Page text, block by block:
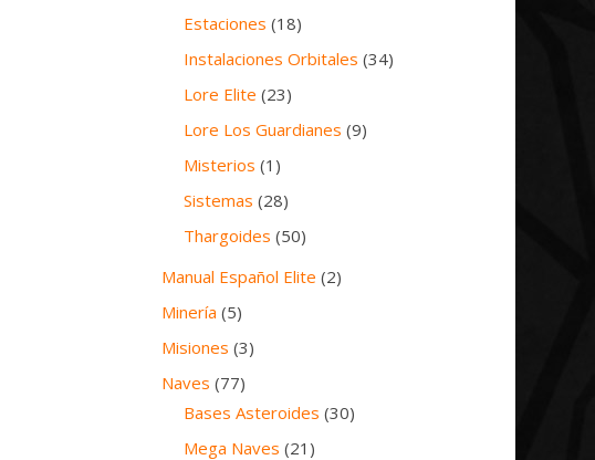
Estaciones (18)
Instalaciones Orbitales (34)
Lore Elite (23)
Lore Los Guardianes (9)
Misterios (1)
Sistemas (28)
Thargoides (50)
Manual Español Elite (2)
Minería (5)
Misiones (3)
Naves (77)
Bases Asteroides (30)
Mega Naves (21)